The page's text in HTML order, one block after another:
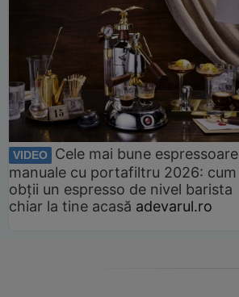
VIDEO
Cele mai bune espressoare
manuale cu portafiltru 2026: cum
obții un espresso de nivel barista
chiar la tine acasă adevarul.ro